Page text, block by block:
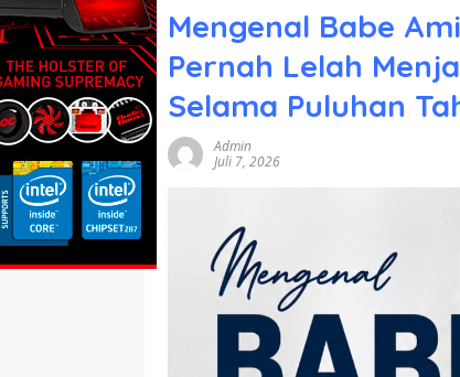
Mengenal Babe
Pernah Lelah
Selama Puluhan
Admin
Juli 7, 2026